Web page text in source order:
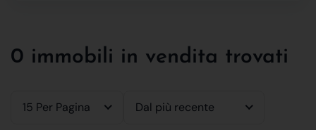
0 immobili in vendita trovati
15 Per Pagina Dal più recente